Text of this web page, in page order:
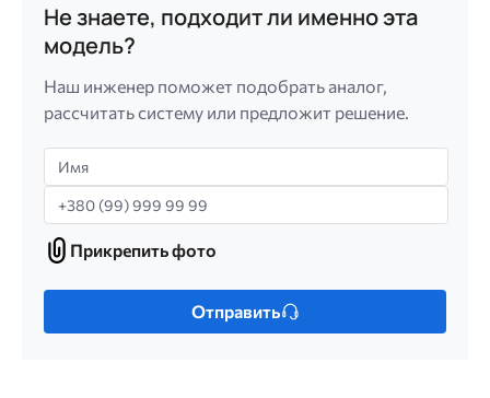
Не знаете, подходит ли именно эта
модель?
Наш инженер поможет подобрать аналог,
рассчитать систему или предложит решение.
Имя
Телефон
Прикрепить
фото
Прикрепить фото
Только
Отправить